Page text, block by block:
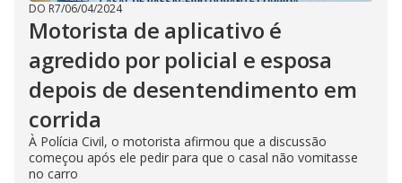
DO R7/06/04/2024
Motorista de aplicativo é
agredido por policial e esposa
depois de desentendimento em
corrida
À Polícia Civil, o motorista afirmou que a discussão
começou após ele pedir para que o casal não vomitasse
no carro